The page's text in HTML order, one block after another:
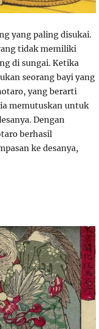
yang paling disukai.
tidak memiliki
di sungai. Ketika
seorang bayi yang
yang berarti
memutuskan untuk
Dengan
berhasil
ke desanya,